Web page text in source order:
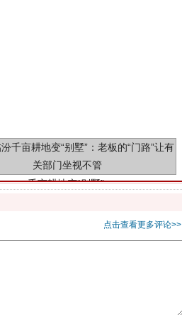
点击查看更多评论>>